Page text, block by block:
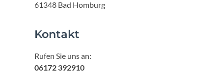
61348 Bad Homburg
Kontakt
Rufen Sie uns an:
06172 392910